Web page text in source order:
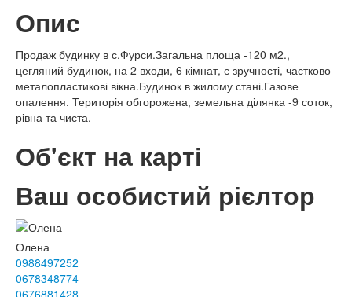
Опис
Продаж будинку в с.Фурси.Загальна площа -120 м2.,
цегляний будинок, на 2 входи, 6 кімнат, є зручності, частково
металопластикові вікна.Будинок в жилому стані.Газове
опалення. Територія обгорожена, земельна ділянка -9 соток,
рівна та чиста.
Об'єкт на карті
Ваш особистий рієлтор
Олена
0988497252
0678348774